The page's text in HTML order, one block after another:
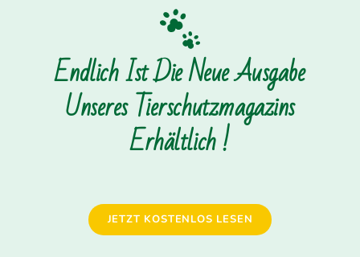
Endlich Ist Die Neue Ausgabe
Unseres Tierschutzmagazins
Erhältlich !
JETZT KOSTENLOS LESEN